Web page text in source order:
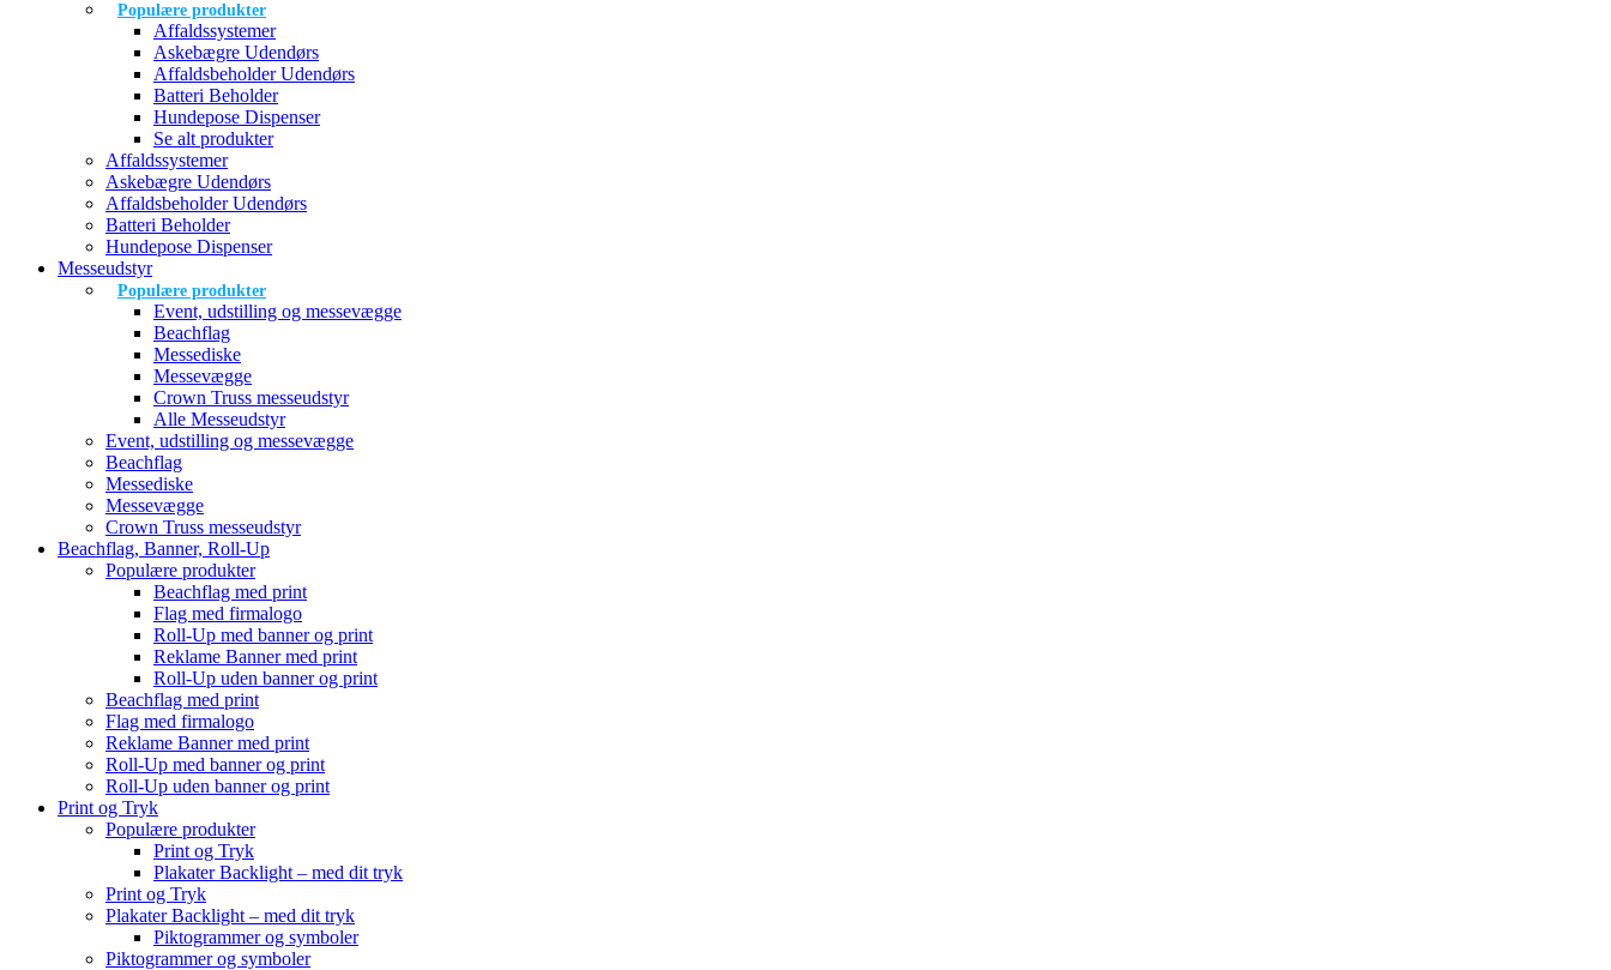
Populære produkter
Affaldssystemer
Askebægre Udendørs
Affaldsbeholder Udendørs
Batteri Beholder
Hundepose Dispenser
Se alt produkter
Affaldssystemer
Askebægre Udendørs
Affaldsbeholder Udendørs
Batteri Beholder
Hundepose Dispenser
Messeudstyr
Populære produkter
Event, udstilling og messevægge
Beachflag
Messediske
Messevægge
Crown Truss messeudstyr
Alle Messeudstyr
Event, udstilling og messevægge
Beachflag
Messediske
Messevægge
Crown Truss messeudstyr
Beachflag, Banner, Roll-Up
Populære produkter
Beachflag med print
Flag med firmalogo
Roll-Up med banner og print
Reklame Banner med print
Roll-Up uden banner og print
Beachflag med print
Flag med firmalogo
Reklame Banner med print
Roll-Up med banner og print
Roll-Up uden banner og print
Print og Tryk
Populære produkter
Print og Tryk
Plakater Backlight – med dit tryk
Print og Tryk
Plakater Backlight – med dit tryk
Piktogrammer og symboler
Piktogrammer og symboler